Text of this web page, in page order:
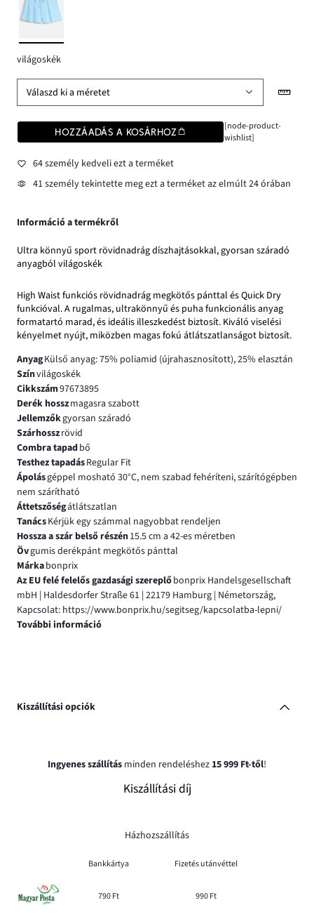
világoskék
Válaszd ki a méretet
HOZZÁADÁS A KOSÁRHOZ
[node-product-
wishlist]
64 személy kedveli ezt a terméket
41 személy tekintette meg ezt a terméket az elmúlt 24 órában
Információ a termékről
Ultra könnyű sport rövidnadrág díszhajtásokkal, gyorsan száradó
anyagból világoskék
High Waist funkciós rövidnadrág megkötős pánttal és Quick Dry
funkcióval. A rugalmas, ultrakönnyű és puha funkcionális anyag
formatartó marad, és ideális illeszkedést biztosít. Kiváló viselési
kényelmet nyújt, miközben magas fokú átlátszatlanságot biztosít.
AnyagKülső anyag: 75% poliamid (újrahasznosított), 25% elasztán
Színvilágoskék
Cikkszám97673895
Derék hosszmagasra szabott
Jellemzőkgyorsan száradó
Szárhosszrövid
Combra tapadbő
Testhez tapadásRegular Fit
Ápolásgéppel mosható 30°C, nem szabad fehéríteni, szárítógépben
nem szárítható
Áttetszőségátlátszatlan
TanácsKérjük egy számmal nagyobbat rendeljen
Hossza a szár belső részén15.5 cm a 42-es méretben
Övgumis derékpánt megkötős pánttal
Márkabonprix
Az EU felé felelős gazdasági szereplőbonprix Handelsgesellschaft
mbH | Haldesdorfer Straße 61 | 22179 Hamburg | Németország,
Kapcsolat: https://www.bonprix.hu/segitseg/kapcsolatba-lepni/
További információ
Kiszállítási opciók
Ingyenes szállítás minden rendeléshez 15 999 Ft-től!
Kiszállítási díj
Házhozszállítás
Bankkártya Fizetés utánvéttel
790 Ft 990 Ft